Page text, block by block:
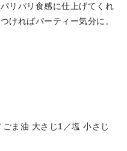
リパリ食感に仕上げてくれ
ければパーティー気分に。
ま油 大さじ1／塩 小さじ